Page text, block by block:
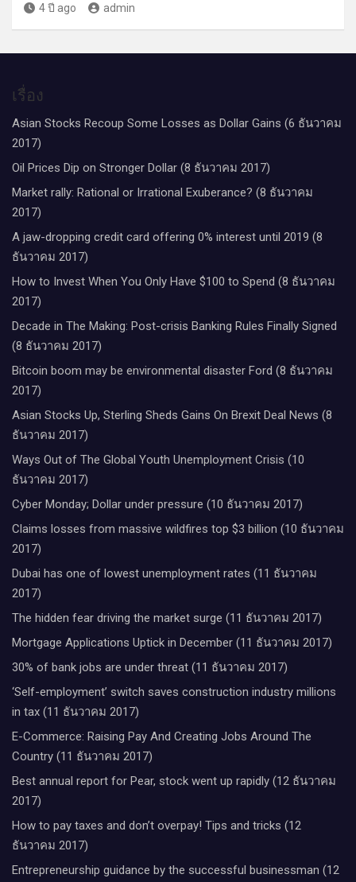
4 ปี ago admin
เรื่อง
Asian Stocks Recoup Some Losses as Dollar Gains (6 ธันวาคม
2017)
Oil Prices Dip on Stronger Dollar (8 ธันวาคม 2017)
Market rally: Rational or Irrational Exuberance? (8 ธันวาคม
2017)
A jaw-dropping credit card offering 0% interest until 2019 (8
ธันวาคม 2017)
How to Invest When You Only Have $100 to Spend (8 ธันวาคม
2017)
Decade in The Making: Post-crisis Banking Rules Finally Signed
(8 ธันวาคม 2017)
Bitcoin boom may be environmental disaster Ford (8 ธันวาคม
2017)
Asian Stocks Up, Sterling Sheds Gains On Brexit Deal News (8
ธันวาคม 2017)
Ways Out of The Global Youth Unemployment Crisis (10
ธันวาคม 2017)
Cyber Monday; Dollar under pressure (10 ธันวาคม 2017)
Claims losses from massive wildfires top $3 billion (10 ธันวาคม
2017)
Dubai has one of lowest unemployment rates (11 ธันวาคม
2017)
The hidden fear driving the market surge (11 ธันวาคม 2017)
Mortgage Applications Uptick in December (11 ธันวาคม 2017)
30% of bank jobs are under threat (11 ธันวาคม 2017)
‘Self-employment’ switch saves construction industry millions
in tax (11 ธันวาคม 2017)
E-Commerce: Raising Pay And Creating Jobs Around The
Country (11 ธันวาคม 2017)
Best annual report for Pear, stock went up rapidly (12 ธันวาคม
2017)
How to pay taxes and don’t overpay! Tips and tricks (12
ธันวาคม 2017)
Entrepreneurship guidance by the successful businessman (12